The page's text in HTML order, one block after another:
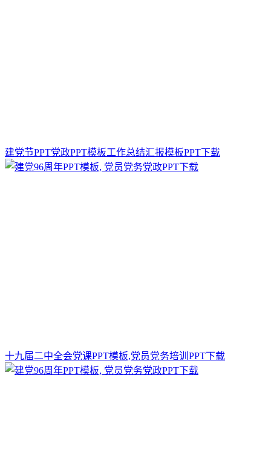
建党节PPT党政PPT模板工作总结汇报模板PPT下载
十九届二中全会党课PPT模板,党员党务培训PPT下载